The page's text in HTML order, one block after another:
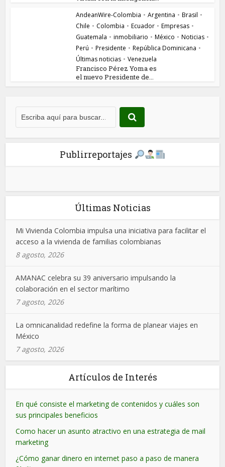
AndeanWire-Colombia • Argentina • Brasil •
Chile • Colombia • Ecuador • Empresas •
Guatemala • inmobiliario • México • Noticias •
Perú • Presidente • República Dominicana •
Últimas noticias • Venezuela
Francisco Pérez Yoma es
el nuevo Presidente de...
Publirreportajes
Últimas Noticias
Mi Vivienda Colombia impulsa una iniciativa para facilitar el
acceso a la vivienda de familias colombianas
8 agosto, 2026
AMANAC celebra su 39 aniversario impulsando la
colaboración en el sector marítimo
7 agosto, 2026
La omnicanalidad redefine la forma de planear viajes en
México
7 agosto, 2026
Artículos de Interés
En qué consiste el marketing de contenidos y cuáles son
sus principales beneficios
Como hacer un asunto atractivo en una estrategia de mail
marketing
¿Cómo ganar dinero en internet paso a paso de manera